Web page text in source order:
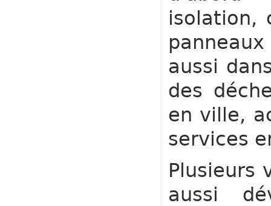
isolation,
aussi
des
en ville,
services
Plusieurs
aussi